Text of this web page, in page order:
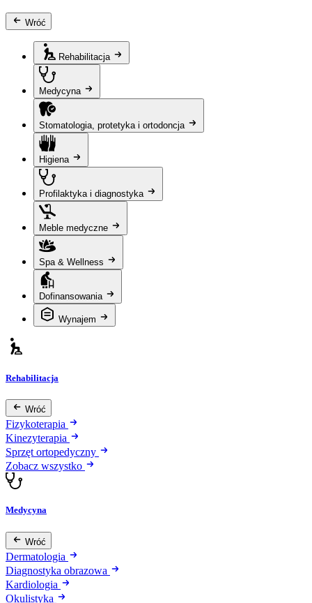
Wróć
Rehabilitacja
Medycyna
Stomatologia, protetyka i ortodoncja
Higiena
Profilaktyka i diagnostyka
Meble medyczne
Spa & Wellness
Dofinansowania
Wynajem
Rehabilitacja
Wróć
Fizykoterapia
Kinezyterapia
Sprzęt ortopedyczny
Zobacz wszystko
Medycyna
Wróć
Dermatologia
Diagnostyka obrazowa
Kardiologia
Okulistyka